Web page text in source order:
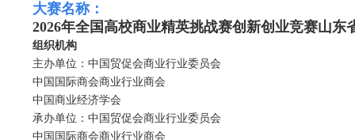
大赛名称：
2026年全国高校商业精英挑战赛创新创业竞赛山东
组织机构
主办单位：中国贸促会商业行业委员会
中国国际商会商业行业商会
中国商业经济学会
承办单位：中国贸促会商业行业委员会
中国国际商会商业行业商会